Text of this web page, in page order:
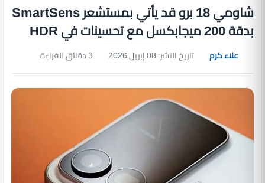
شاومي 18 برو قد يأتي بمستشعر SmartSens
بدقة 200 ميجابكسل مع تحسينات في HDR
علاء كرم تاريخ النشر: 08 إبريل 2026